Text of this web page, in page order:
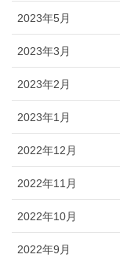
2023年5月
2023年3月
2023年2月
2023年1月
2022年12月
2022年11月
2022年10月
2022年9月